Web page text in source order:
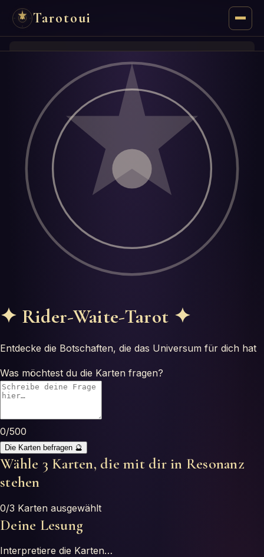
Tarotoui
Tarot-Antworten
Orakel
Mantik
Astrologie
Numerologie
✦ Rider-Waite-Tarot ✦
Entdecke die Botschaften, die das Universum für dich hat
Was möchtest du die Karten fragen?
0/500
Die Karten befragen 🔮
Wähle 3 Karten, die mit dir in Resonanz
stehen
0/3 Karten ausgewählt
Deine Lesung
Interpretiere die Karten…